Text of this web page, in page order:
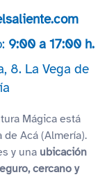
9:00 a 17:00 h.
8. La Vega de
Mágica está
Acá (Almería).
y una ubicación
cercano y